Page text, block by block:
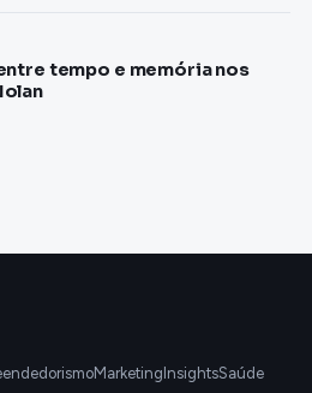
tempo e memória nos
MarketingInsightsSaúde